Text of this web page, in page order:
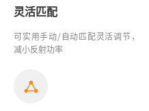
灵活匹配
可实用手动/自动匹配灵活调节，
减小反射功率